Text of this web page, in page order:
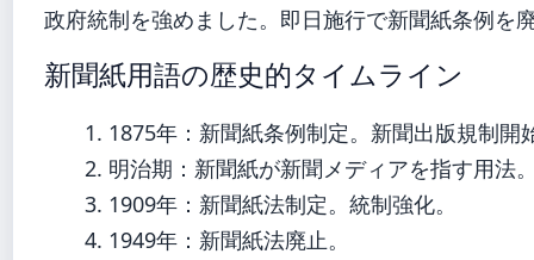
政府統制を強めました。即日施行で新聞紙条例を
新聞紙用語の歴史的タイムライン
1875年：新聞紙条例制定。新聞出版規制開
明治期：新聞紙が新聞メディアを指す用法
1909年：新聞紙法制定。統制強化。
1949年：新聞紙法廃止。